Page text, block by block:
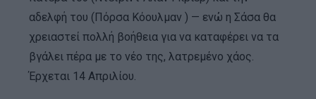
αδελφή του (Πόρσα Κόουλμαν ) — ενώ η Σάσα θα
χρειαστεί πολλή βοήθεια για να καταφέρει να τα
βγάλει πέρα με το νέο της, λατρεμένο χάος.
Έρχεται 14 Απριλίου.